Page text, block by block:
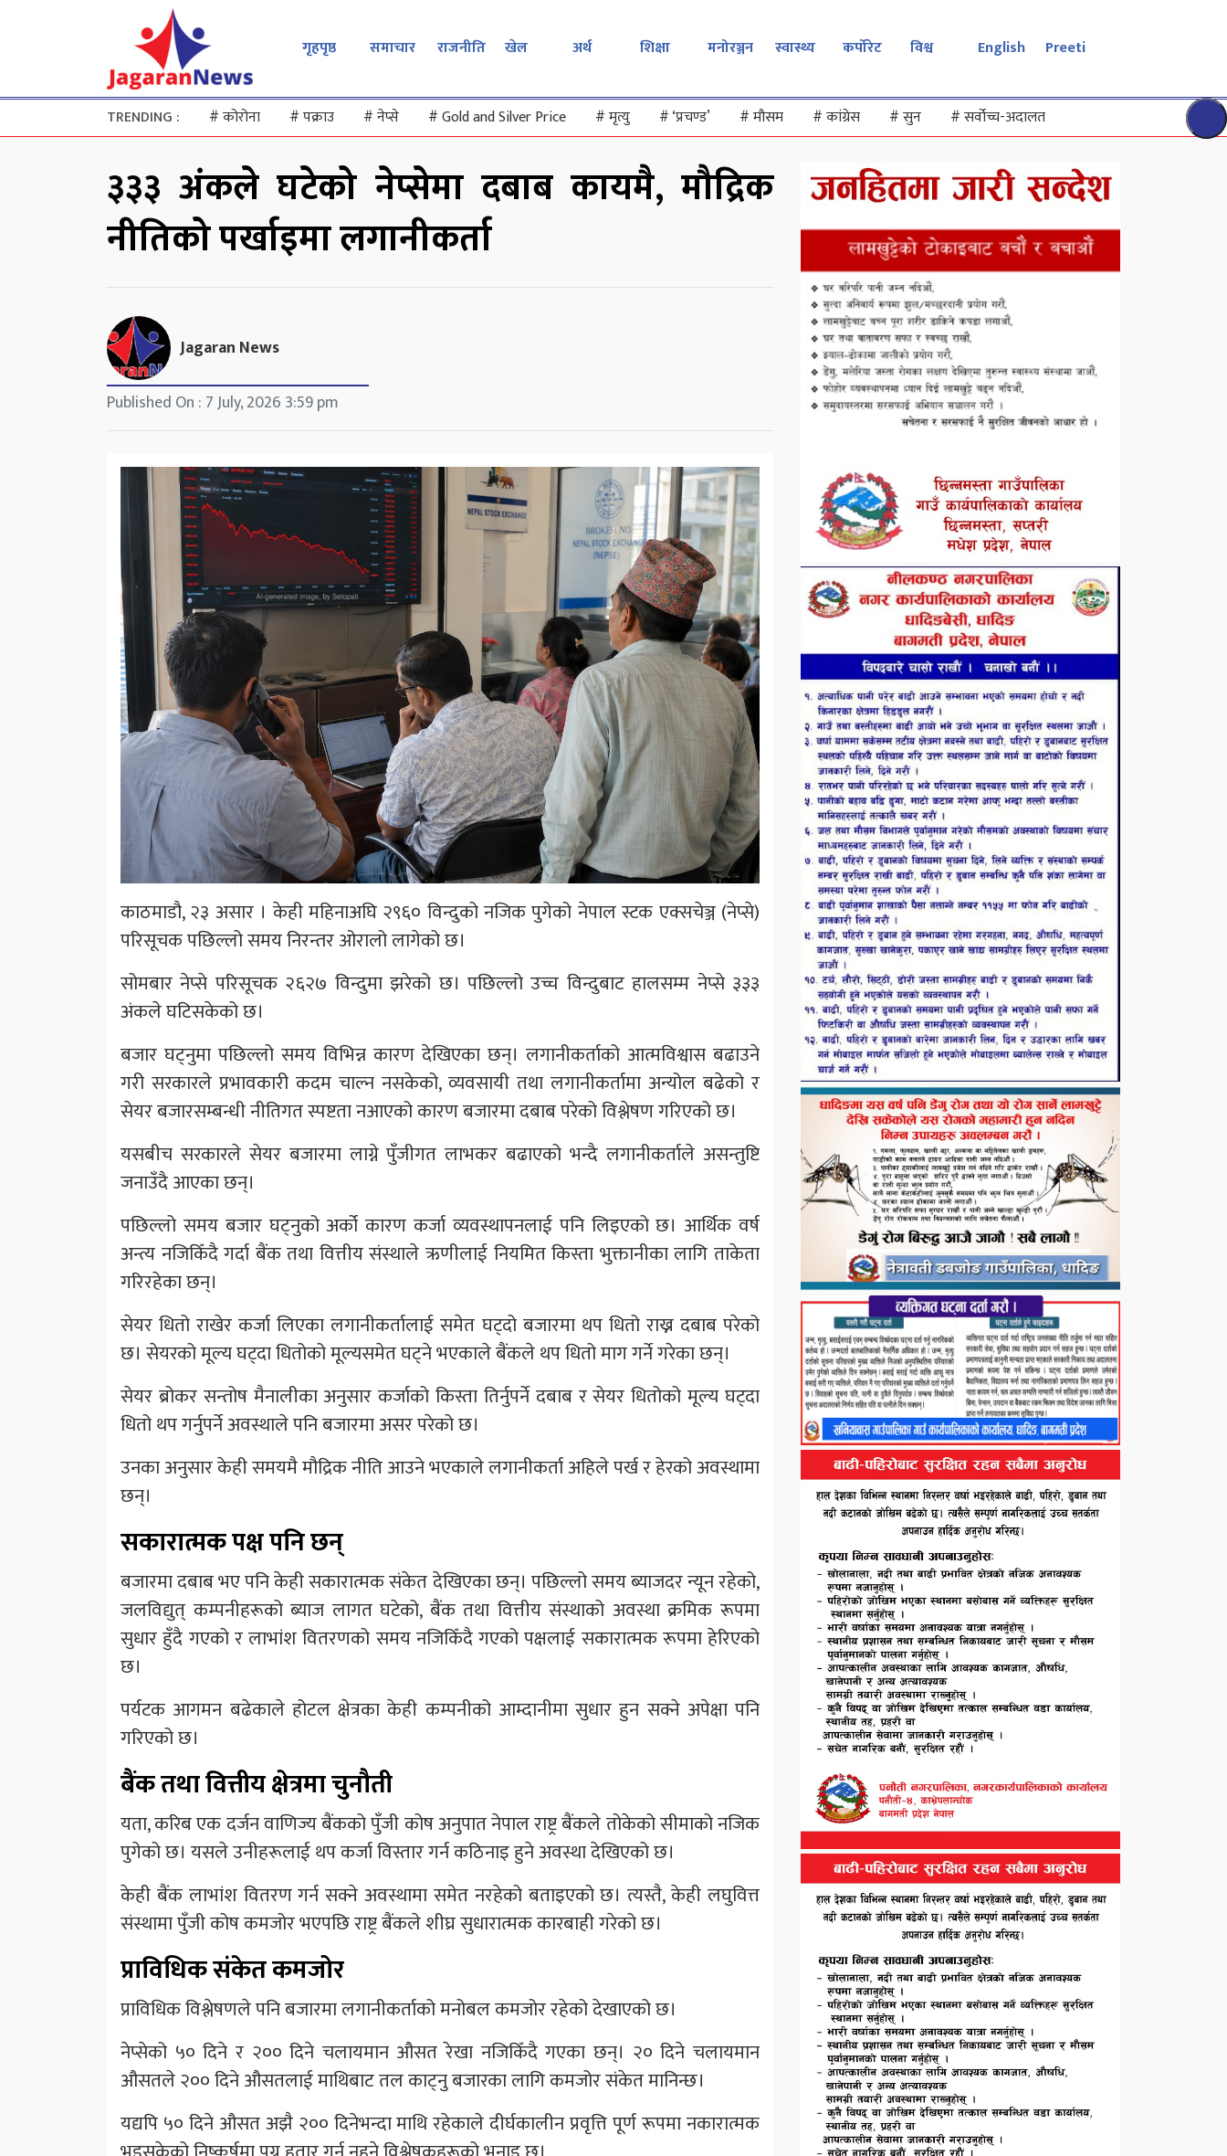
गृहपृष्ठ समाचार राजनीति खेल अर्थ शिक्षा मनोरञ्जन स्वास्थ्य कर्पोरेट विश्व English Preeti
TRENDING : #कोरोना #पक्राउ #नेप्से #Gold and Silver Price #मृत्यु #‘प्रचण्ड’ #मौसम #कांग्रेस #सुन #सर्वोच्च-अदालत
३३३ अंकले घटेको नेप्सेमा दबाब कायमै, मौद्रिक
नीतिको पर्खाइमा लगानीकर्ता
Jagaran News
Published On : 7 July, 2026 3:59 pm
काठमाडौ, २३ असार । केही महिनाअघि २९६० विन्दुको नजिक पुगेको नेपाल स्टक एक्सचेञ्ज (नेप्से)
परिसूचक पछिल्लो समय निरन्तर ओरालो लागेको छ।
सोमबार नेप्से परिसूचक २६२७ विन्दुमा झरेको छ। पछिल्लो उच्च विन्दुबाट हालसम्म नेप्से ३३३
अंकले घटिसकेको छ।
बजार घट्नुमा पछिल्लो समय विभिन्न कारण देखिएका छन्। लगानीकर्ताको आत्मविश्वास बढाउने
गरी सरकारले प्रभावकारी कदम चाल्न नसकेको, व्यवसायी तथा लगानीकर्तामा अन्योल बढेको र
सेयर बजारसम्बन्धी नीतिगत स्पष्टता नआएको कारण बजारमा दबाब परेको विश्लेषण गरिएको छ।
यसबीच सरकारले सेयर बजारमा लाग्ने पुँजीगत लाभकर बढाएको भन्दै लगानीकर्ताले असन्तुष्टि
जनाउँदै आएका छन्।
पछिल्लो समय बजार घट्नुको अर्को कारण कर्जा व्यवस्थापनलाई पनि लिइएको छ। आर्थिक वर्ष
अन्त्य नजिकिँदै गर्दा बैंक तथा वित्तीय संस्थाले ऋणीलाई नियमित किस्ता भुक्तानीका लागि ताकेता
गरिरहेका छन्।
सेयर धितो राखेर कर्जा लिएका लगानीकर्तालाई समेत घट्दो बजारमा थप धितो राख्न दबाब परेको
छ। सेयरको मूल्य घट्दा धितोको मूल्यसमेत घट्ने भएकाले बैंकले थप धितो माग गर्ने गरेका छन्।
सेयर ब्रोकर सन्तोष मैनालीका अनुसार कर्जाको किस्ता तिर्नुपर्ने दबाब र सेयर धितोको मूल्य घट्दा
धितो थप गर्नुपर्ने अवस्थाले पनि बजारमा असर परेको छ।
उनका अनुसार केही समयमै मौद्रिक नीति आउने भएकाले लगानीकर्ता अहिले पर्ख र हेरको अवस्थामा
छन्।
सकारात्मक पक्ष पनि छन्
बजारमा दबाब भए पनि केही सकारात्मक संकेत देखिएका छन्। पछिल्लो समय ब्याजदर न्यून रहेको,
जलविद्युत् कम्पनीहरूको ब्याज लागत घटेको, बैंक तथा वित्तीय संस्थाको अवस्था क्रमिक रूपमा
सुधार हुँदै गएको र लाभांश वितरणको समय नजिकिँदै गएको पक्षलाई सकारात्मक रूपमा हेरिएको
छ।
पर्यटक आगमन बढेकाले होटल क्षेत्रका केही कम्पनीको आम्दानीमा सुधार हुन सक्ने अपेक्षा पनि
गरिएको छ।
बैंक तथा वित्तीय क्षेत्रमा चुनौती
यता, करिब एक दर्जन वाणिज्य बैंकको पुँजी कोष अनुपात नेपाल राष्ट्र बैंकले तोकेको सीमाको नजिक
पुगेको छ। यसले उनीहरूलाई थप कर्जा विस्तार गर्न कठिनाइ हुने अवस्था देखिएको छ।
केही बैंक लाभांश वितरण गर्न सक्ने अवस्थामा समेत नरहेको बताइएको छ। त्यस्तै, केही लघुवित्त
संस्थामा पुँजी कोष कमजोर भएपछि राष्ट्र बैंकले शीघ्र सुधारात्मक कारबाही गरेको छ।
प्राविधिक संकेत कमजोर
प्राविधिक विश्लेषणले पनि बजारमा लगानीकर्ताको मनोबल कमजोर रहेको देखाएको छ।
नेप्सेको ५० दिने र २०० दिने चलायमान औसत रेखा नजिकिँदै गएका छन्। २० दिने चलायमान
औसतले २०० दिने औसतलाई माथिबाट तल काट्नु बजारका लागि कमजोर संकेत मानिन्छ।
यद्यपि ५० दिने औसत अझै २०० दिनेभन्दा माथि रहेकाले दीर्घकालीन प्रवृत्ति पूर्ण रूपमा नकारात्मक